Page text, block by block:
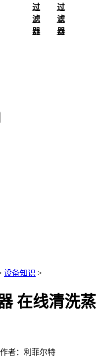
过
滤
器
过
滤
器
设备知识 >
在线清洗蒸
者：利菲尔特